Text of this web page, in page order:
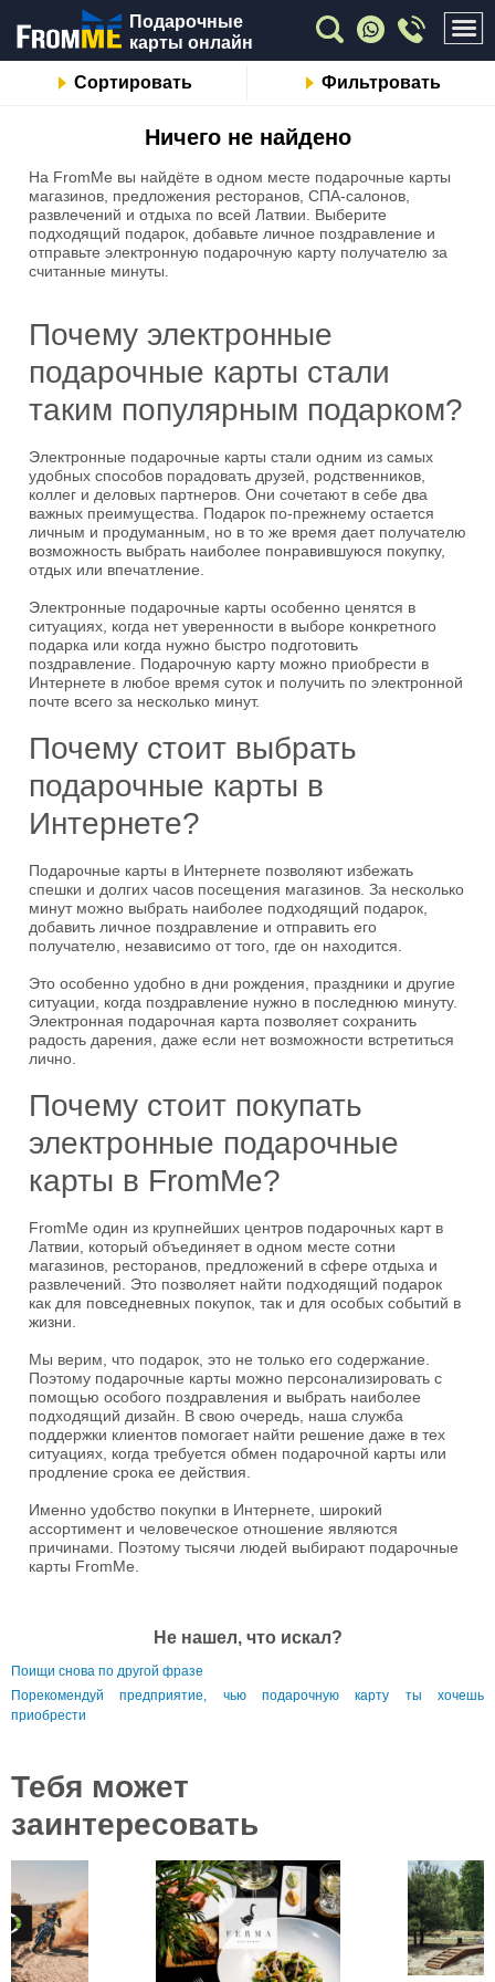
Подарочные
карты онлайн
Сортировать Фильтровать
Ничего не найдено
На FromMe вы найдёте в одном месте подарочные карты
магазинов, предложения ресторанов, СПА-салонов,
развлечений и отдыха по всей Латвии. Выберите
подходящий подарок, добавьте личное поздравление и
отправьте электронную подарочную карту получателю за
считанные минуты.
Почему электронные
подарочные карты стали
таким популярным подарком?
Электронные подарочные карты стали одним из самых
удобных способов порадовать друзей, родственников,
коллег и деловых партнеров. Они сочетают в себе два
важных преимущества. Подарок по-прежнему остается
личным и продуманным, но в то же время дает получателю
возможность выбрать наиболее понравившуюся покупку,
отдых или впечатление.
Электронные подарочные карты особенно ценятся в
ситуациях, когда нет уверенности в выборе конкретного
подарка или когда нужно быстро подготовить
поздравление. Подарочную карту можно приобрести в
Интернете в любое время суток и получить по электронной
почте всего за несколько минут.
Почему стоит выбрать
подарочные карты в
Интернете?
Подарочные карты в Интернете позволяют избежать
спешки и долгих часов посещения магазинов. За несколько
минут можно выбрать наиболее подходящий подарок,
добавить личное поздравление и отправить его
получателю, независимо от того, где он находится.
Это особенно удобно в дни рождения, праздники и другие
ситуации, когда поздравление нужно в последнюю минуту.
Электронная подарочная карта позволяет сохранить
радость дарения, даже если нет возможности встретиться
лично.
Почему стоит покупать
электронные подарочные
карты в FromMe?
FromMe один из крупнейших центров подарочных карт в
Латвии, который объединяет в одном месте сотни
магазинов, ресторанов, предложений в сфере отдыха и
развлечений. Это позволяет найти подходящий подарок
как для повседневных покупок, так и для особых событий в
жизни.
Мы верим, что подарок, это не только его содержание.
Поэтому подарочные карты можно персонализировать с
помощью особого поздравления и выбрать наиболее
подходящий дизайн. В свою очередь, наша служба
поддержки клиентов помогает найти решение даже в тех
ситуациях, когда требуется обмен подарочной карты или
продление срока ее действия.
Именно удобство покупки в Интернете, широкий
ассортимент и человеческое отношение являются
причинами. Поэтому тысячи людей выбирают подарочные
карты FromMe.
Не нашел, что искал?
Поищи снова по другой фразе
Порекомендуй предприятие, чью подарочную карту ты хочешь
приобрести
Тебя может
заинтересовать